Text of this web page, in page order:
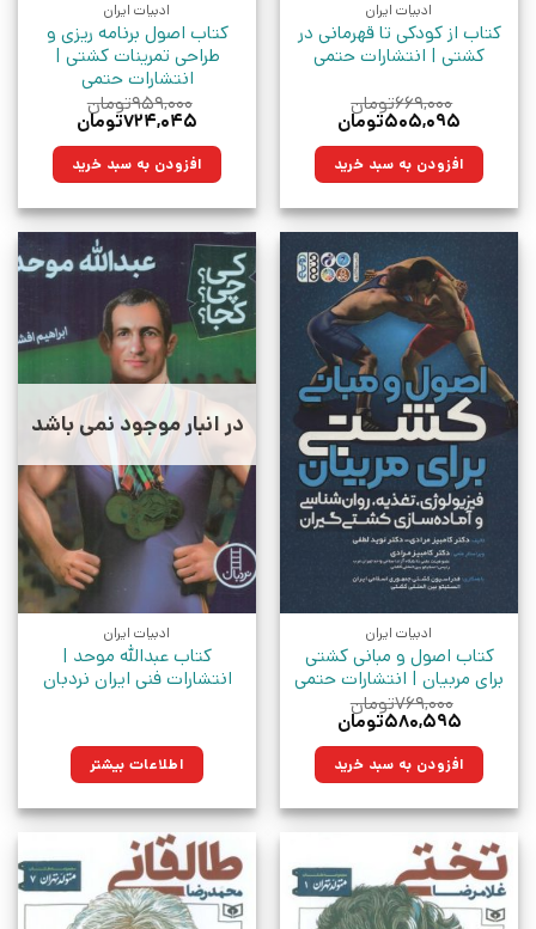
ادبیات ایران
کتاب از کودکی تا قهرمانی در
کشتی | انتشارات حتمی
۶۶۹,۰۰۰تومان
قیمت
۶۶۹,۰۰۰تومان
بود.
۵۰۵,۰۹۵تومان
۵۰۵,۰۹۵تومان. افزودن به سبد خرید
ادبیات ایران
کتاب اصول برنامه ریزی و
طراحی تمرینات کشتی |
انتشارات حتمی
۹۵۹,۰۰۰تومان
قیمت
۹۵۹,۰۰۰تومان
بود.
۷۲۴,۰۴۵تومان
۷۲۴,۰۴۵تومان.افزودن به سبد خرید
ادبیات ایران
کتاب اصول و مبانی کشتی
برای مربیان | انتشارات حتمی
۷۶۹,۰۰۰تومان
قیمت
۷۶۹,۰۰۰تومان
بود.
۵۸۰,۵۹۵تومان
۵۸۰,۵۹۵تومان. افزودن به سبد خرید
در انبار موجود نمی باشد
ادبیات ایران
کتاب عبدالله موحد |
انتشارات فنی ایران نردبان
اطلاعات بیشتر